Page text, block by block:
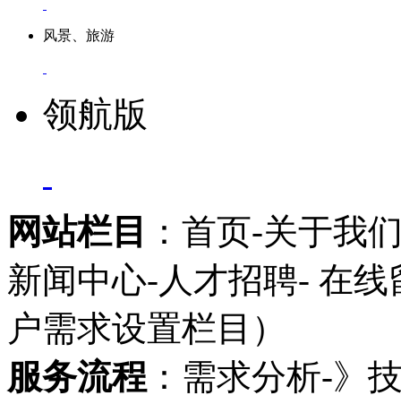
风景、旅游
领航版
网站栏目
：首页-关于我
新闻中心-人才招聘- 在
户需求设置栏目）
服务流程 ：需求分析-》